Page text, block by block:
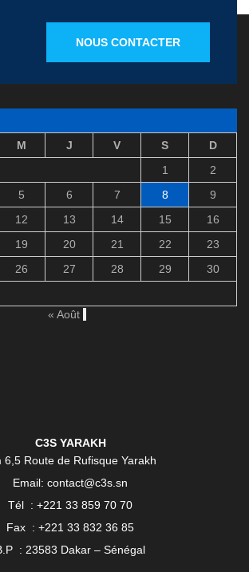
NOUS CONTACTER
M J V S
D
1
2
5 6 7 8
9
12 13 14 15
16
19 20 21 22
23
26 27 28 29
30
« Août
C3S YARAKH
6,5 Route de Rufisque Yarakh
Email: contact@c3s.sn
Tél : +221 33 859 70 70
Fax : +221 33 832 36 85
: 23583 Dakar – Sénégal